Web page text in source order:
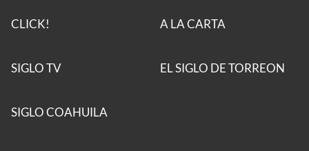
CLICK! A LA CARTA
SIGLO TV EL SIGLO DE TORREON
SIGLO COAHUILA